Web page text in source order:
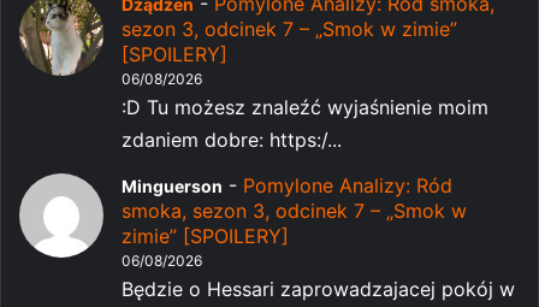
sezon 3, odcinek 7 – „Smok w zimie”
[SPOILERY]
06/08/2026
:D Tu możesz znaleźć wyjaśnienie moim
zdaniem dobre: https:/...
Minguerson - Pomylone Analizy: Ród
smoka, sezon 3, odcinek 7 – „Smok w
zimie” [SPOILERY]
06/08/2026
Będzie o Hessari zaprowadzajacej pokój w